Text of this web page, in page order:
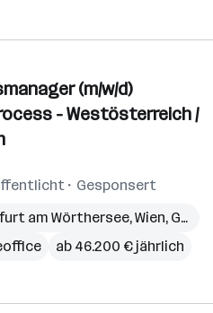
(m/w/d)
- Westösterreich /
Gesponsert
am Wörthersee,Wien, Graz
ab 46.200 € jährlich